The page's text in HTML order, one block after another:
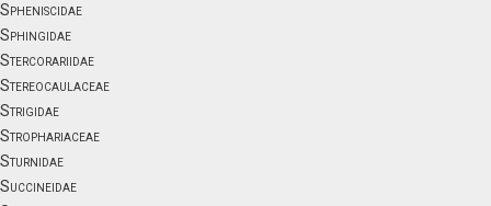
Spheniscidae
Sphingidae
Stercorariidae
Stereocaulaceae
Strigidae
Strophariaceae
Sturnidae
Succineidae